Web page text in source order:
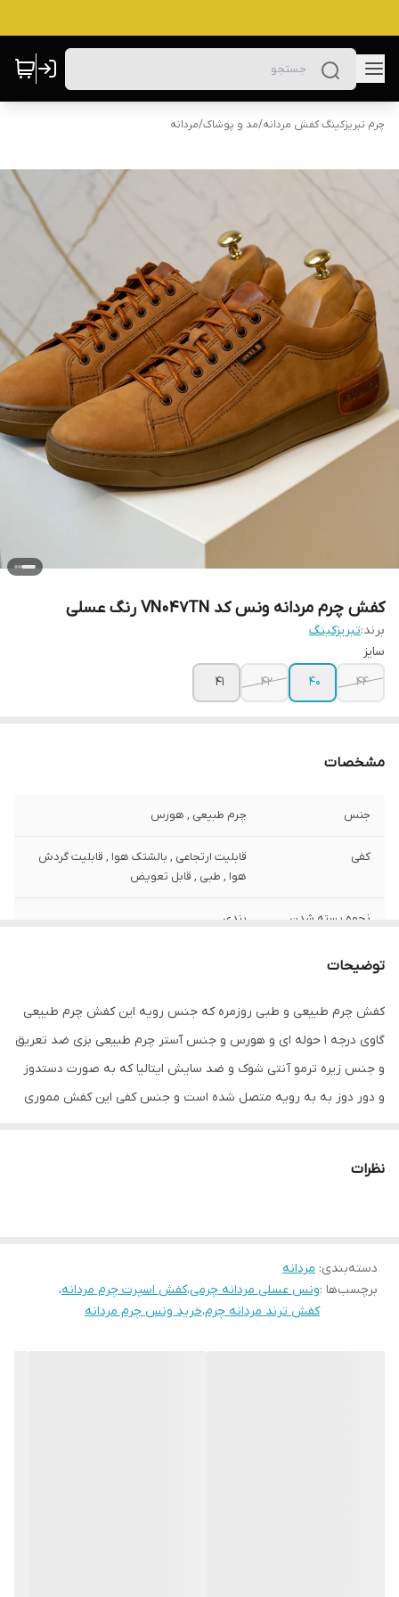
چرم تبریزکینگ کفش مردانه/مد و پوشاک/مردانه
کفش چرم مردانه ونس کد VN047TN رنگ عسلی
برند:تبریزکینگ
سایز
44
40
42
41
مشخصات
جنس چرم طبیعی , هورس
کفی
قابلیت ارتجاعی , بالشتک هوا , قابلیت گردش
هوا , طبی , قابل تعویض
نحوه بسته شدن
بندی
سایش
ظاهری شیک و بروز و راحت با سبک تمام
اسپورت قابل ست با انواع شلوار های جین و
کتان و اسلش و پارچه ای
توضیحات
کفش چرم طبیعی و طبی روزمره که جنس رویه این کفش چرم طبیعی
گاوی درجه 1 حوله ای و هورس و جنس آستر چرم طبیعی بزی ضد تعریق
و جنس زیره ترمو آنتی شوک و ضد سایش ایتالیا که به صورت دستدوز
و دور دوز به به رویه متصل شده است و جنس کفی این کفش مموری
نظرات
دسته‌بندی: مردانه
برچسب‌ها :ونس عسلی مردانه چرمی،کفش اسپرت چرم مردانه،
کفش ترند مردانه چرم،خرید ونس چرم مردانه